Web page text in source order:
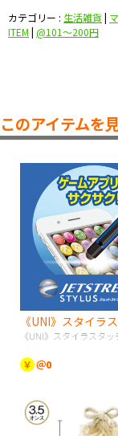
カテゴリー : 生活雑貨|
ITEM | @101〜200円
このアイテムを
《UNI》スタイラスタッ
￥ ＠0